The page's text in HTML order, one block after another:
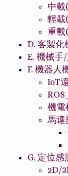
中載
輕載
重載
D. 客製化
E. 機械手
F. 機器人
IoT
機電
馬達
G. 定位
2D/